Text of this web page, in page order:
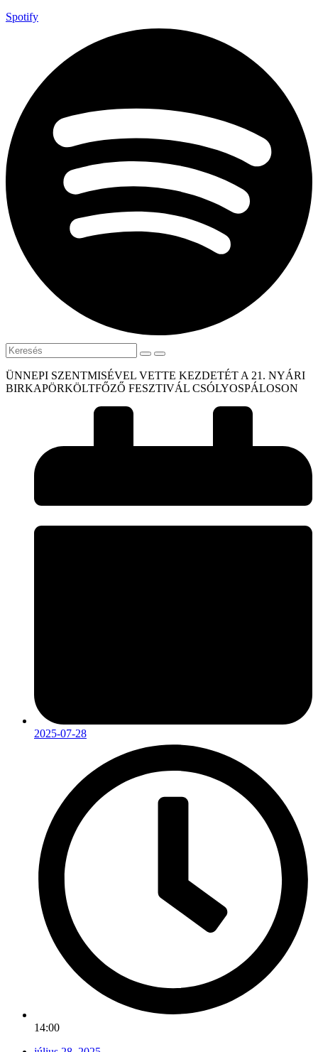
Spotify
ÜNNEPI SZENTMISÉVEL VETTE KEZDETÉT A 21. NYÁRI
BIRKAPÖRKÖLTFŐZŐ FESZTIVÁL CSÓLYOSPÁLOSON
2025-07-28
14:00